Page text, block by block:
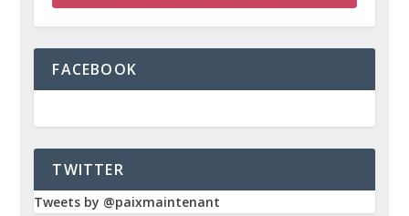
FACEBOOK
TWITTER
Tweets by @paixmaintenant